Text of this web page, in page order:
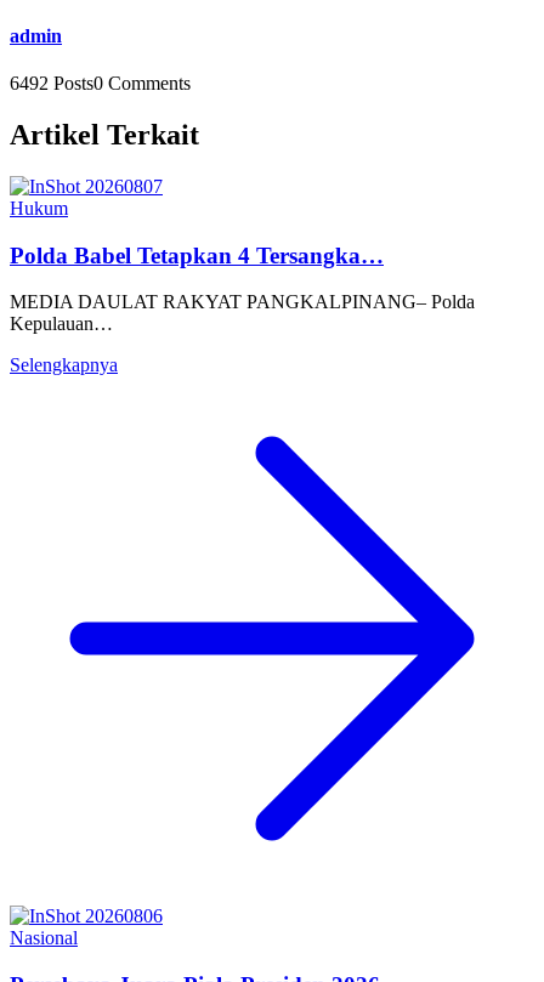
admin
6492 Posts0 Comments
Artikel Terkait
Hukum
Polda Babel Tetapkan 4 Tersangka…
MEDIA DAULAT RAKYAT PANGKALPINANG– Polda
Kepulauan…
Selengkapnya
Nasional